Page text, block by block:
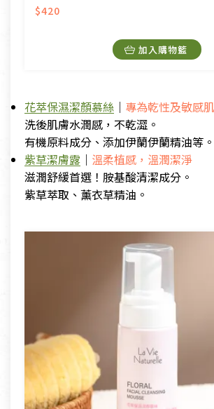
$420
加入購物籃
花萃保濕潔顏慕絲 ｜ 專為乾性及敏感
洗後肌膚水潤感，不乾澀。
有機原料成分、添加伊蘭伊蘭精油等。
紫草潔膚露 ｜ 溫柔植感，溫潤潔淨
滋潤舒緩首選！胺基酸清潔成分。
紫草萃取、薰衣草精油。